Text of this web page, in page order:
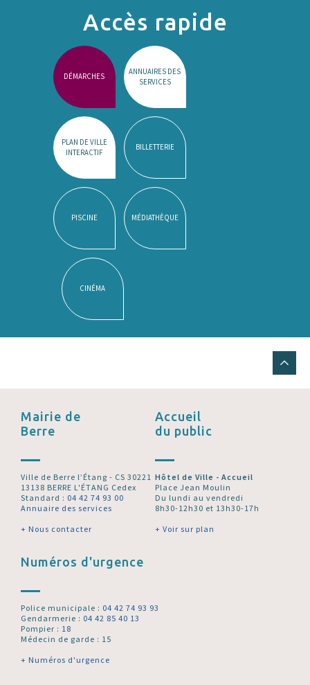
Accès rapide
DÉMARCHES
ANNUAIRES DES
SERVICES
PLAN DE VILLE
INTERACTIF
BILLETTERIE
PISCINE MÉDIATHÈQUE
CINÉMA
Mairie de
Berre
Ville de Berre l’Étang - CS 30221
13138 BERRE L'ÉTANG Cedex
Standard : 04 42 74 93 00
Annuaire des services
+ Nous contacter
Accueil
du public
Hôtel de Ville - Accueil
Place Jean Moulin
Du lundi au vendredi
8h30-12h30 et 13h30-17h
+ Voir sur plan
Numéros d'urgence
Police municipale : 04 42 74 93 93
Gendarmerie : 04 42 85 40 13
Pompier : 18
Médecin de garde : 15
+ Numéros d'urgence